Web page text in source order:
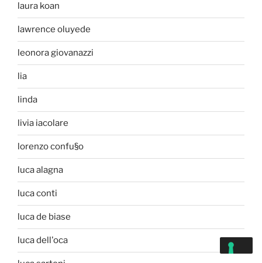
laura koan
lawrence oluyede
leonora giovanazzi
lia
linda
livia iacolare
lorenzo confu§o
luca alagna
luca conti
luca de biase
luca dell'oca